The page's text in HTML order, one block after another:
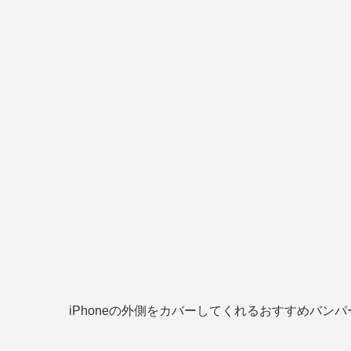
iPhoneの外側をカバーしてくれるおすすめバンパ